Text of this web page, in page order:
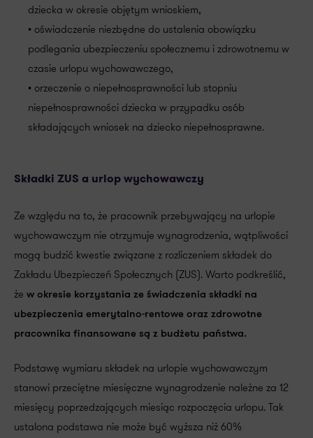
dziecka w okresie objętym wnioskiem,
• oświadczenie niezbędne do ustalenia obowiązku
podlegania ubezpieczeniu społecznemu i zdrowotnemu w
czasie urlopu wychowawczego,
• orzeczenie o niepełnosprawności lub stopniu
niepełnosprawności dziecka w przypadku osób
składających wniosek na dziecko niepełnosprawne.
Składki ZUS a urlop wychowawczy
Ze względu na to, że pracownik przebywający na urlopie
wychowawczym nie otrzymuje wynagrodzenia, wątpliwości
mogą budzić kwestie związane z rozliczeniem składek do
Zakładu Ubezpieczeń Społecznych (ZUS). Warto podkreślić,
że w okresie korzystania ze świadczenia składki na
ubezpieczenia emerytalno-rentowe oraz zdrowotne
pracownika finansowane są z budżetu państwa.
Podstawę wymiaru składek na urlopie wychowawczym
stanowi przeciętne miesięczne wynagrodzenie należne za 12
miesięcy poprzedzających miesiąc rozpoczęcia urlopu. Tak
ustalona podstawa nie może być wyższa niż 60%